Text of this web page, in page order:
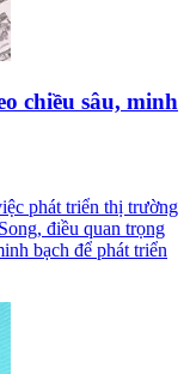
chiều sâu, minh
phát triển thị trường
điều quan trọng
bạch để phát triển